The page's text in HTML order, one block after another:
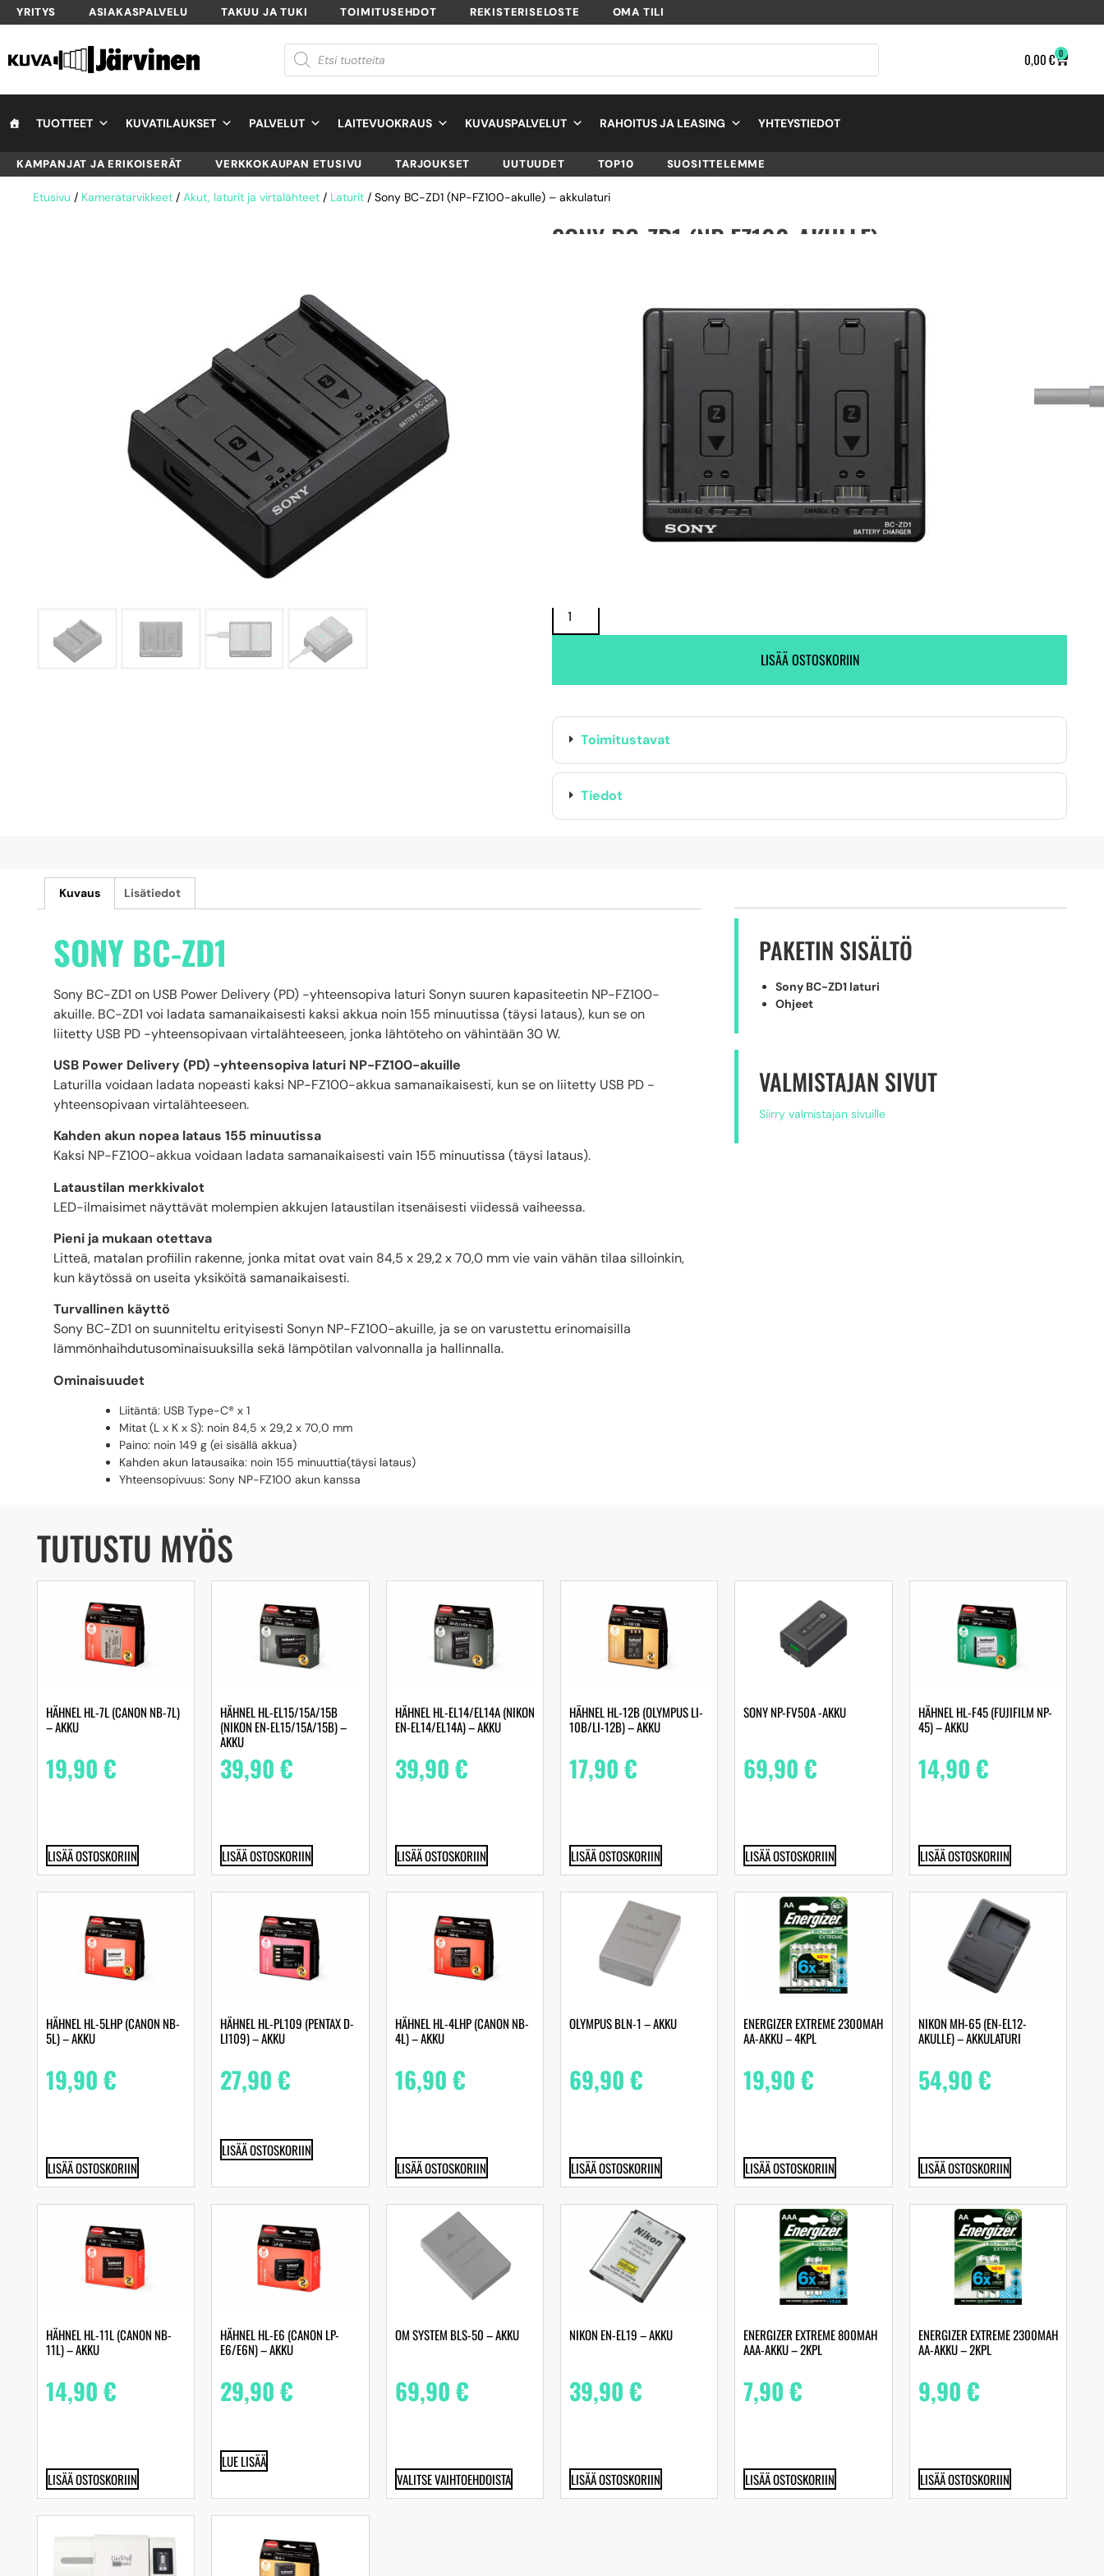
YRITYS ASIAKASPALVELU TAKUU JA TUKI TOIMITUSEHDOT REKISTERISELOSTE OMA TILI
0,00€ 0
TUOTTEET KUVATILAUKSET PALVELUT LAITEVUOKRAUS KUVAUSPALVELUT RAHOITUS JA LEASING YHTEYSTIEDOT
KAMPANJAT JA ERIKOISERÄT VERKKOKAUPAN ETUSIVU TARJOUKSET UUTUUDET TOP10 SUOSITTELEMME
Etusivu / Kameratarvikkeet / Akut, laturit ja virtalähteet / Laturit / Sony BC-ZD1 (NP-FZ100-akulle) – akkulaturi
SONY BC-ZD1 (NP-FZ100-AKULLE) –
TUOTTEEN SAATAVUUS
Toimitus heti! (2 kpl varastossa)
Maahantuojan varasto:
€
LISÄÄ OSTOSKORIIN
Toimitustavat
Tiedot
Kuvaus Lisätiedot
SONY BC-ZD1
Sony BC-ZD1 on USB Power Delivery (PD) -yhteensopiva laturi Sonyn suuren kapasiteetin NP-FZ100-
akuille. BC-ZD1 voi ladata samanaikaisesti kaksi akkua noin 155 minuutissa (täysi lataus), kun se on
liitetty USB PD -yhteensopivaan virtalähteeseen, jonka lähtöteho on vähintään 30 W.
USB Power Delivery (PD) -yhteensopiva laturi NP-FZ100-akuille
Laturilla voidaan ladata nopeasti kaksi NP-FZ100-akkua samanaikaisesti, kun se on liitetty USB PD -
yhteensopivaan virtalähteeseen.
Kahden akun nopea lataus 155 minuutissa
Kaksi NP-FZ100-akkua voidaan ladata samanaikaisesti vain 155 minuutissa (täysi lataus).
Lataustilan merkkivalot
LED-ilmaisimet näyttävät molempien akkujen lataustilan itsenäisesti viidessä vaiheessa.
Pieni ja mukaan otettava
Litteä, matalan profiilin rakenne, jonka mitat ovat vain 84,5 x 29,2 x 70,0 mm vie vain vähän tilaa silloinkin,
kun käytössä on useita yksiköitä samanaikaisesti.
Turvallinen käyttö
Sony BC-ZD1 on suunniteltu erityisesti Sonyn NP-FZ100-akuille, ja se on varustettu erinomaisilla
lämmönhaihdutusominaisuuksilla sekä lämpötilan valvonnalla ja hallinnalla.
Ominaisuudet
Liitäntä: USB Type-C® x 1
Mitat (L x K x S): noin 84,5 x 29,2 x 70,0 mm
Paino: noin 149 g (ei sisällä akkua)
Kahden akun latausaika: noin 155 minuuttia(täysi lataus)
Yhteensopivuus: Sony NP-FZ100 akun kanssa
PAKETIN SISÄLTÖ
Sony BC-ZD1 laturi
Ohjeet
VALMISTAJAN SIVUT
Siirry valmistajan sivuille
TUTUSTU MYÖS
HÄHNEL HL-7L (CANON NB-7L)
– AKKU
19,90€
LISÄÄ OSTOSKORIIN
HÄHNEL HL-EL15/15A/15B
(NIKON EN-EL15/15A/15B) –
AKKU
39,90€
LISÄÄ OSTOSKORIIN
HÄHNEL HL-EL14/EL14A (NIKON
EN-EL14/EL14A) – AKKU
39,90€
LISÄÄ OSTOSKORIIN
HÄHNEL HL-12B (OLYMPUS LI-
10B/LI-12B) – AKKU
17,90€
LISÄÄ OSTOSKORIIN
SONY NP-FV50A -AKKU
69,90€
LISÄÄ OSTOSKORIIN
HÄHNEL HL-F45 (FUJIFILM NP-
45) – AKKU
14,90€
LISÄÄ OSTOSKORIIN
HÄHNEL HL-5LHP (CANON NB-
5L) – AKKU
19,90€
LISÄÄ OSTOSKORIIN
HÄHNEL HL-PL109 (PENTAX D-
LI109) – AKKU
27,90€
LISÄÄ OSTOSKORIIN
HÄHNEL HL-4LHP (CANON NB-
4L) – AKKU
16,90€
LISÄÄ OSTOSKORIIN
OLYMPUS BLN-1 – AKKU
69,90€
LISÄÄ OSTOSKORIIN
ENERGIZER EXTREME 2300MAH
AA-AKKU – 4KPL
19,90€
LISÄÄ OSTOSKORIIN
NIKON MH-65 (EN-EL12-
AKULLE) – AKKULATURI
54,90€
LISÄÄ OSTOSKORIIN
HÄHNEL HL-11L (CANON NB-
11L) – AKKU
14,90€
LISÄÄ OSTOSKORIIN
HÄHNEL HL-E6 (CANON LP-
E6/E6N) – AKKU
29,90€
LUE LISÄÄ
OM SYSTEM BLS-50 – AKKU
69,90€
VALITSE VAIHTOEHDOISTA
NIKON EN-EL19 – AKKU
39,90€
LISÄÄ OSTOSKORIIN
ENERGIZER EXTREME 800MAH
AAA-AKKU – 2KPL
7,90€
LISÄÄ OSTOSKORIIN
ENERGIZER EXTREME 2300MAH
AA-AKKU – 2KPL
9,90€
LISÄÄ OSTOSKORIIN